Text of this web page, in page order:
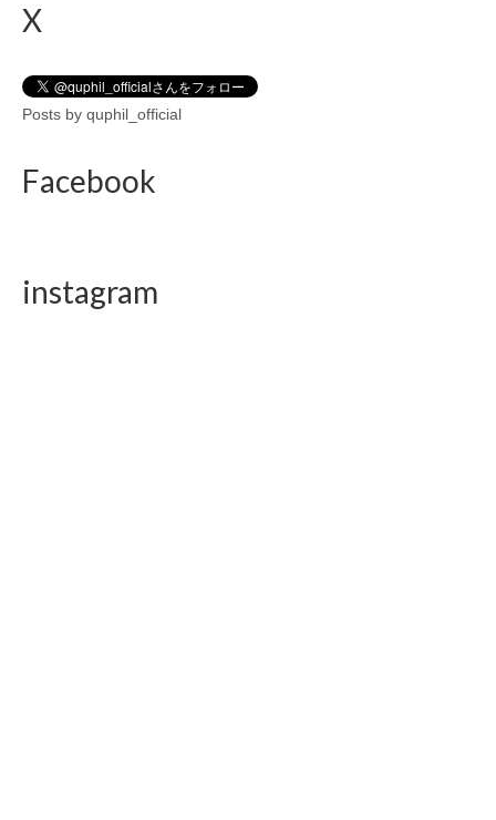
X
Posts by quphil_official
Facebook
instagram